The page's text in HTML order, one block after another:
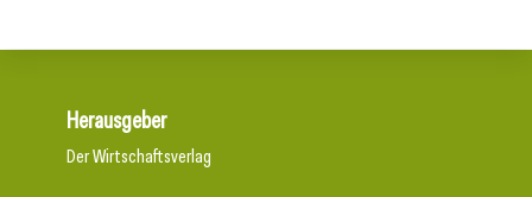
Herausgeber
Der Wirtschaftsverlag